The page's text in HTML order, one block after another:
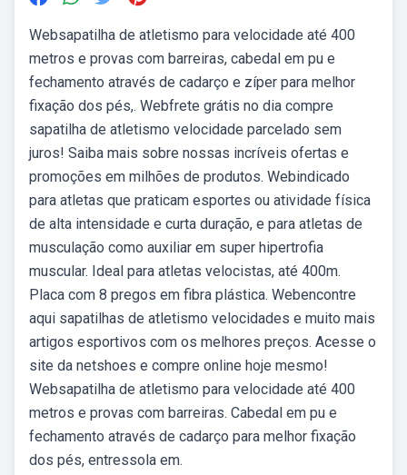
Websapatilha de atletismo para velocidade até 400
metros e provas com barreiras, cabedal em pu e
fechamento através de cadarço e zíper para melhor
fixação dos pés,. Webfrete grátis no dia compre
sapatilha de atletismo velocidade parcelado sem
juros! Saiba mais sobre nossas incríveis ofertas e
promoções em milhões de produtos. Webindicado
para atletas que praticam esportes ou atividade física
de alta intensidade e curta duração, e para atletas de
musculação como auxiliar em super hipertrofia
muscular. Ideal para atletas velocistas, até 400m.
Placa com 8 pregos em fibra plástica. Webencontre
aqui sapatilhas de atletismo velocidades e muito mais
artigos esportivos com os melhores preços. Acesse o
site da netshoes e compre online hoje mesmo!
Websapatilha de atletismo para velocidade até 400
metros e provas com barreiras. Cabedal em pu e
fechamento através de cadarço para melhor fixação
dos pés, entressola em.